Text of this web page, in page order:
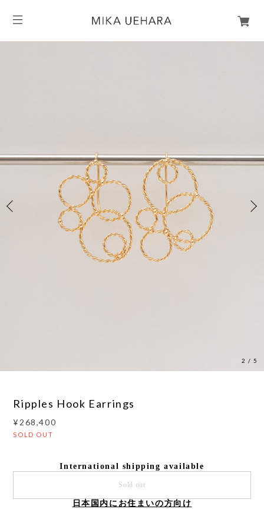
3 /5
Ripples Hook Earrings
¥268,400
SOLD OUT
International shipping available
Sold out
日本国内にお住まいの方向け